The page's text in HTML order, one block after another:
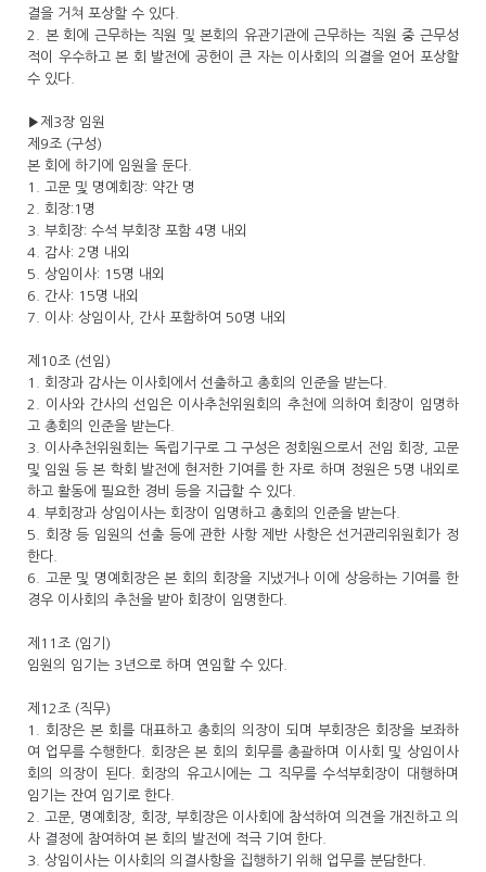
결을 거쳐 포상할 수 있다.
2. 본 회에 근무하는 직원 및 본회의 유관기관에 근무하는 직원 중 근무성
적이 우수하고 본 회 발전에 공헌이 큰 자는 이사회의 의결을 얻어 포상할
수 있다.
▶제3장 임원
제9조 (구성)
본 회에 하기에 임원을 둔다.
1. 고문 및 명예회장: 약간 명
2. 회장:1명
3. 부회장: 수석 부회장 포함 4명 내외
4. 감사: 2명 내외
5. 상임이사: 15명 내외
6. 간사: 15명 내외
7. 이사: 상임이사, 간사 포함하여 50명 내외
제10조 (선임)
1. 회장과 감사는 이사회에서 선출하고 총회의 인준을 받는다.
2. 이사와 간사의 선임은 이사추천위원회의 추천에 의하여 회장이 임명하
고 총회의 인준을 받는다.
3. 이사추천위원회는 독립기구로 그 구성은 정회원으로서 전임 회장, 고문
및 임원 등 본 학회 발전에 현저한 기여를 한 자로 하며 정원은 5명 내외로
하고 활동에 필요한 경비 등을 지급할 수 있다.
4. 부회장과 상임이사는 회장이 임명하고 총회의 인준을 받는다.
5. 회장 등 임원의 선출 등에 관한 사항 제반 사항은 선거관리위원회가 정
한다.
6. 고문 및 명예회장은 본 회의 회장을 지냈거나 이에 상응하는 기여를 한
경우 이사회의 추천을 받아 회장이 임명한다.
제11조 (임기)
임원의 임기는 3년으로 하며 연임할 수 있다.
제12조 (직무)
1. 회장은 본 회를 대표하고 총회의 의장이 되며 부회장은 회장을 보좌하
여 업무를 수행한다. 회장은 본 회의 회무를 총괄하며 이사회 및 상임이사
회의 의장이 된다. 회장의 유고시에는 그 직무를 수석부회장이 대행하며
임기는 잔여 임기로 한다.
2. 고문, 명예회장, 회장, 부회장은 이사회에 참석하여 의견을 개진하고 의
사 결정에 참여하여 본 회의 발전에 적극 기여 한다.
3. 상임이사는 이사회의 의결사항을 집행하기 위해 업무를 분담한다.